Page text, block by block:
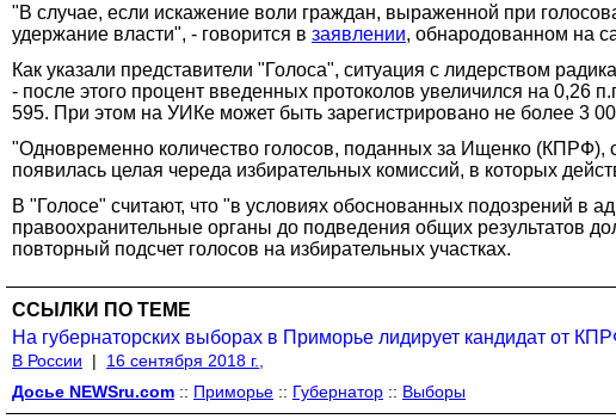
"В случае, если искажение воли граждан, выраженной при
удержание власти", - говорится в заявлении, обнародованном на
Как указали представители "Голоса", ситуация с лидерством
- после этого процент введенных протоколов увеличился на 0,26
595. При этом на УИКе может быть зарегистрировано не более 3
"Одновременно количество голосов, поданных за Ищенко (КПРФ),
появилась целая череда избирательных комиссий, в которых
В "Голосе" считают, что "в условиях обоснованных подозрений в
правоохранительные органы до подведения общих результатов
повторный подсчет голосов на избирательных участках.
ССЫЛКИ ПО ТЕМЕ
На губернаторских выборах в Приморье лидирует кандидат от
В России |
16 сентября 2018 г.,
Досье NEWSru.com :: Приморье :: Губернатор :: Выборы